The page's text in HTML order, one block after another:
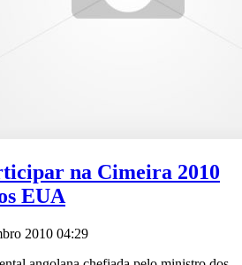
na Cimeira 2010
EUA
2010 04:29